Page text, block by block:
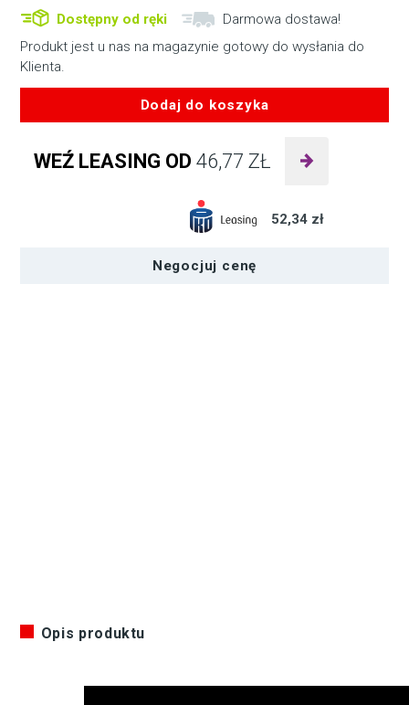
wynosiła:
3.390,00 zł.
wynosi:
2.899,00 zł.
Dostępny od ręki
Darmowa dostawa!
Produkt jest u nas na magazynie gotowy do wysłania do
Klienta.
Dodaj do koszyka
Accsoon
CineView
WEŹ LEASING OD46,77ZŁ
52,34 zł
Negocjuj cenę
Opis produktu